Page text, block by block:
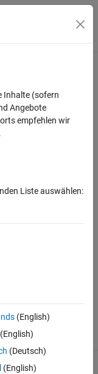
to the types of
illustrating modeling
Inhalte (sofern
Angebote
empfehlen wir
.
Liste auswählen:
(English)
(Deutsch)
(English)